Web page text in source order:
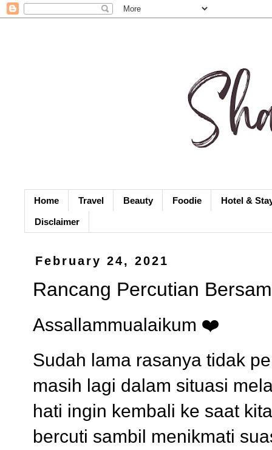
Home Travel Beauty Foodie Hotel &
Disclaimer
February 24, 2021
Rancang Percutian
Assallammualaikum ❤️
Sudah lama rasanya tidak
masih lagi dalam situasi
hati ingin kembali ke saat
bercuti sambil menikmati